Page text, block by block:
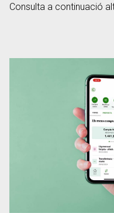
Consulta a continuació